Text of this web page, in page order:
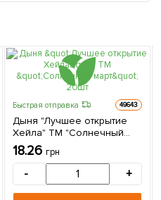
Быстрая отправка 49643
Дыня "Лучшее открытие
Хейла" ТМ "Солнечный
март" 20шт
18.26 грн
- +